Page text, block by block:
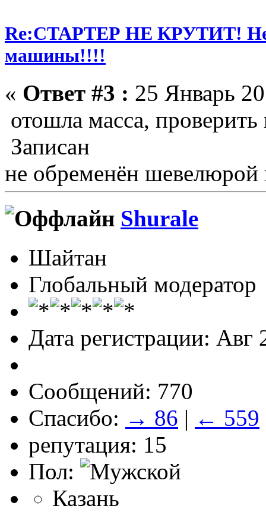
Re:СТАРТЕР НЕ КРУТИТ! Не
машины!!!!
« Ответ #3 : 25 Январь
отошла масса,
Записан
не обременён
Shurale
Шайтан
Глобальный модератор
Дата регистрации: Авг
Сообщений: 770
Спасибо: → 86 | ← 559
репутация: 15
Пол:
Казань